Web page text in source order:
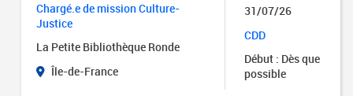
Chargé.e de mission Culture-
Justice
La Petite Bibliothèque Ronde
Île-de-France
31/07/26
CDD
Début : Dès que
possible